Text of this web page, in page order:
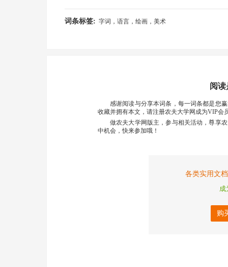
词条标签: 字词，语言，绘画，美术
阅
感谢阅读与分享本词条，每一词条都是您
收藏并拥有本文，请注册农夫大学网成为VIP会
做农夫大学网版主，参与相关活动，尊享
中机会，快来参加哦！
各类实用文
成
购